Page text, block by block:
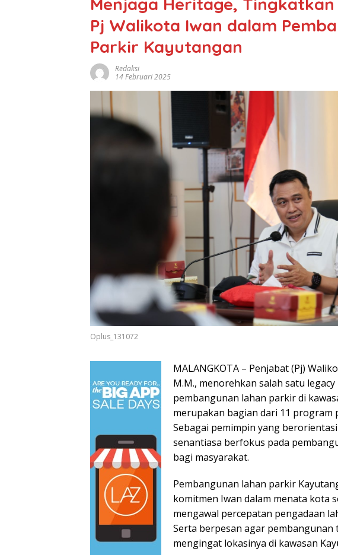
Pj Walikota Iwan dalam
Parkir Kayutangan
Redaksi
14 Februari 2025
Oplus_131072
MALANGKOTA – Penjabat (Pj)
M.M., menorehkan salah satu
pembangunan lahan parkir di
merupakan bagian dari 11 program
Sebagai pemimpin yang
senantiasa berfokus pada
bagi masyarakat.
Pembangunan lahan parkir
komitmen Iwan dalam menata kota
mengawal percepatan pengadaan
Serta berpesan agar
mengingat lokasinya di kawasan